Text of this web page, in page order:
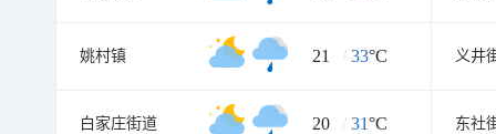
姚村镇 21 / 33°C 义井
白家庄街道 20 / 31°C 东社